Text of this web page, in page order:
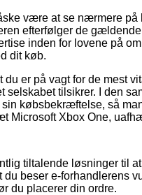
være at se nærmere
efterfølger de
inden for lovene på
dit køb.
du er på vagt for de mest
selskabet tilsikrer. I den
købsbekræftelse, så
Microsoft Xbox One,
tiltalende løsninger til
du beser e-forhandlerens
du placerer din ordre.